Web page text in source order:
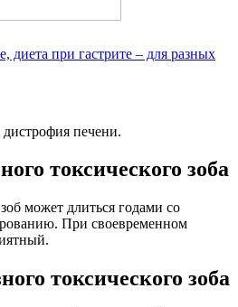
диета при гастрите – для разных
дистрофия печени.
токсического зоба
может длиться годами со
При своевременном
токсического зоба